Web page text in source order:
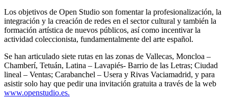
Los objetivos de Open Studio son fomentar la profesionalización, la
integración y la creación de redes en el sector cultural y también la
formación artística de nuevos públicos, así como incentivar la
actividad coleccionista, fundamentalmente del arte español.
Se han articulado siete rutas en las zonas de Vallecas, Moncloa –
Chamberí, Tetuán, Latina – Lavapiés- Barrio de las Letras; Ciudad
lineal – Ventas; Carabanchel – Usera y Rivas Vaciamadrid, y para
asistir solo hay que pedir una invitación gratuita a través de la web
www.openstudio.es.